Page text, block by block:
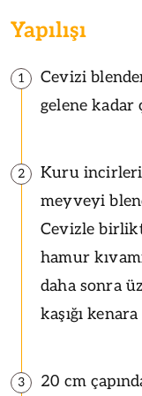
Yapılışı
1
Cevizi
gelene kadar
2
Kuru
meyveyi
Cevizle
hamur
daha sonra
kaşığı kenara
3 20 cm